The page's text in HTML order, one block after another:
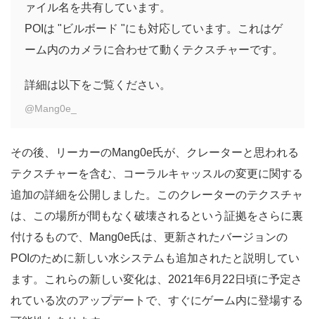
ァイル名を共有しています。
POIは "ビルボード "にも対応しています。これはゲ
ーム内のカメラに合わせて動くテクスチャーです。
詳細は以下をご覧ください。
@Mang0e_
その後、リーカーのMang0e氏が、クレーターと思われる
テクスチャーを含む、コーラルキャッスルの変更に関する
追加の詳細を公開しました。このクレーターのテクスチャ
は、この場所が間もなく破壊されるという証拠をさらに裏
付けるもので、Mang0e氏は、更新されたバージョンの
POIのために新しい水システムも追加されたと説明してい
ます。これらの新しい変化は、2021年6月22日頃に予定さ
れている次のアップデートで、すぐにゲーム内に登場する